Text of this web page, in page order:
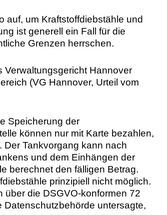
auf, um Kraftstoffdiebstähle und
ist generell ein Fall für die
Grenzen herrschen.
Verwaltungsgericht Hannover
(VG Hannover, Urteil vom
Speicherung der
können nur mit Karte bezahlen,
Der Tankvorgang kann nach
und dem Einhängen der
berechnet den fälligen Betrag.
prinzipiell nicht möglich.
die DSGVO-konformen 72
untersagte,